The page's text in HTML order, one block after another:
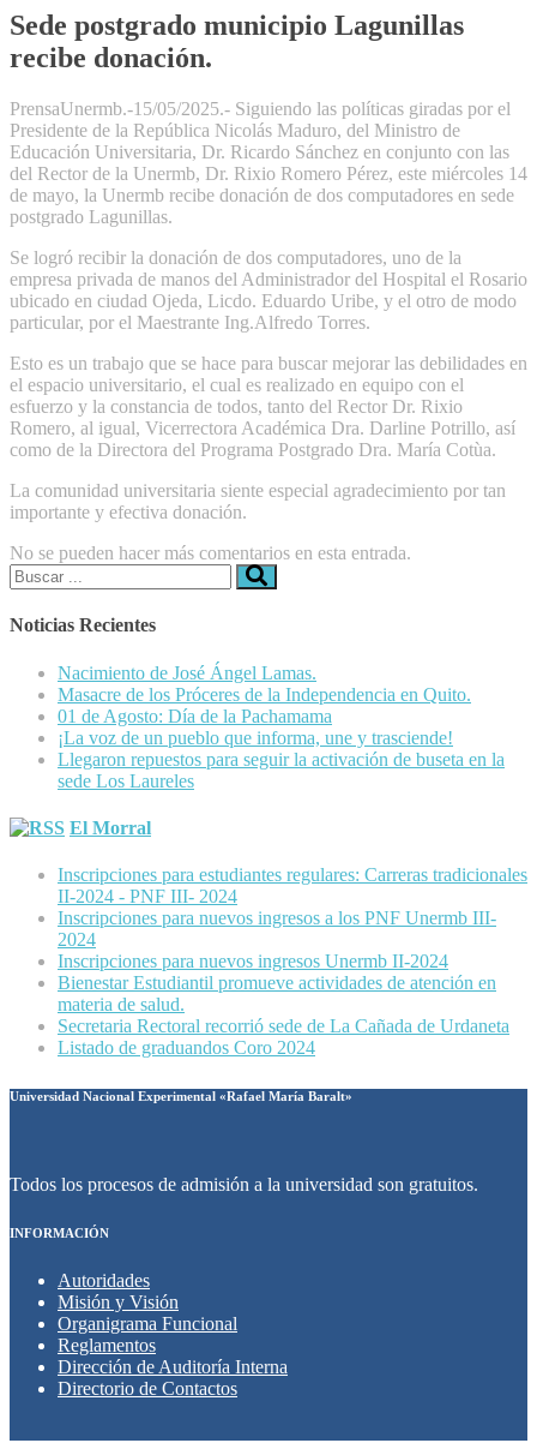
Sede postgrado municipio Lagunillas
recibe donación.
PrensaUnermb.-15/05/2025.- Siguiendo las políticas giradas por el
Presidente de la República Nicolás Maduro, del Ministro de
Educación Universitaria, Dr. Ricardo Sánchez en conjunto con las
del Rector de la Unermb, Dr. Rixio Romero Pérez, este miércoles 14
de mayo, la Unermb recibe donación de dos computadores en sede
postgrado Lagunillas.
Se logró recibir la donación de dos computadores, uno de la
empresa privada de manos del Administrador del Hospital el Rosario
ubicado en ciudad Ojeda, Licdo. Eduardo Uribe, y el otro de modo
particular, por el Maestrante Ing.Alfredo Torres.
Esto es un trabajo que se hace para buscar mejorar las debilidades en
el espacio universitario, el cual es realizado en equipo con el
esfuerzo y la constancia de todos, tanto del Rector Dr. Rixio
Romero, al igual, Vicerrectora Académica Dra. Darline Potrillo, así
como de la Directora del Programa Postgrado Dra. María Cotùa.
La comunidad universitaria siente especial agradecimiento por tan
importante y efectiva donación.
No se pueden hacer más comentarios en esta entrada.
Buscar:
Noticias Recientes
Nacimiento de José Ángel Lamas.
Masacre de los Próceres de la Independencia en Quito.
01 de Agosto: Día de la Pachamama
¡La voz de un pueblo que informa, une y trasciende!
Llegaron repuestos para seguir la activación de buseta en la
sede Los Laureles
El Morral
Inscripciones para estudiantes regulares: Carreras tradicionales
II-2024 - PNF III- 2024
Inscripciones para nuevos ingresos a los PNF Unermb III-
2024
Inscripciones para nuevos ingresos Unermb II-2024
Bienestar Estudiantil promueve actividades de atención en
materia de salud.
Secretaria Rectoral recorrió sede de La Cañada de Urdaneta
Listado de graduandos Coro 2024
Universidad Nacional Experimental «Rafael María Baralt»
Todos los procesos de admisión a la universidad son gratuitos.
INFORMACIÓN
Autoridades
Misión y Visión
Organigrama Funcional
Reglamentos
Dirección de Auditoría Interna
Directorio de Contactos